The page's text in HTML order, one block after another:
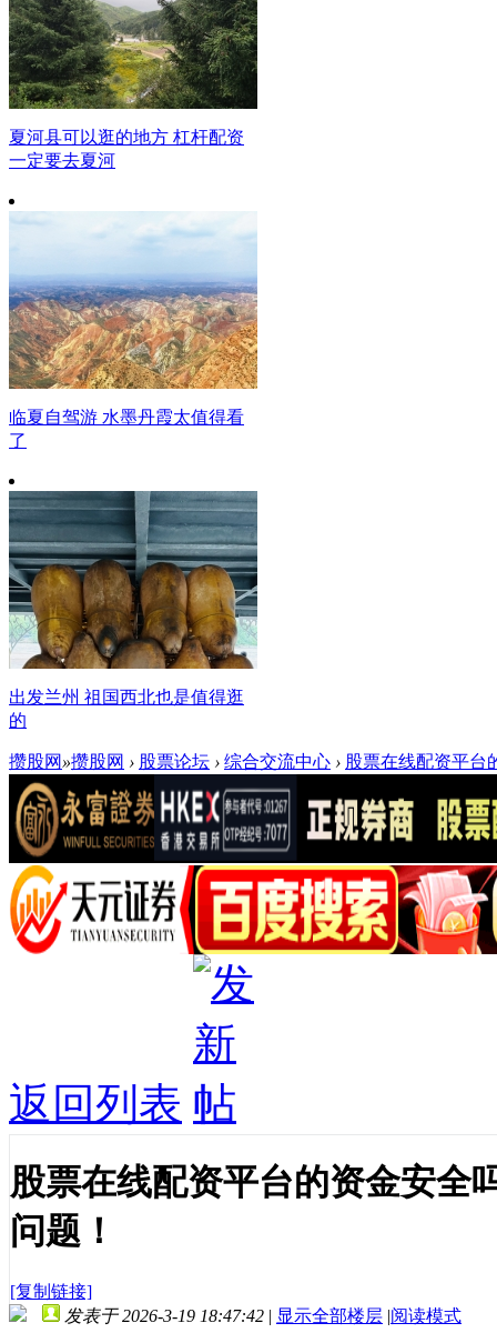
夏河县可以逛的地方 杠杆配资
一定要去夏河
临夏自驾游 水墨丹霞太值得看
了
出发兰州 祖国西北也是值得逛
的
攒股网 »攒股网 › 股票论坛 › 综合交流中心 › 股票在线配资平台
返回列表
股票在线配资平台的资金安全
问题！
[复制链接]
发表于 2026-3-19 18:47:42 | 显示全部楼层 |阅读模式